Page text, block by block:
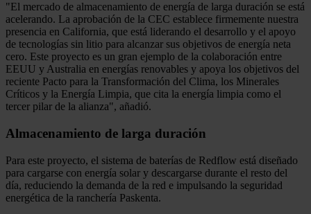
"El mercado de almacenamiento de energía de larga duración se está
acelerando. La aprobación de la CEC establece firmemente nuestra
presencia en California, que está liderando el desarrollo y el apoyo
de tecnologías sin litio para alcanzar sus objetivos de energía neta
cero. Este proyecto es un gran ejemplo de la colaboración entre
EEUU y Australia en energías renovables y apoya los objetivos del
reciente Pacto para la Transformación del Clima, los Minerales
Críticos y la Energía Limpia, que cita la energía limpia como el
tercer pilar de la alianza", añadió.
Almacenamiento de larga duración
Para este proyecto, el sistema de baterías de Redflow está diseñado
para cargarse con energía solar y descargarse durante el resto del
día, reduciendo la demanda de la red e impulsando la seguridad
energética de la ranchería Paskenta.